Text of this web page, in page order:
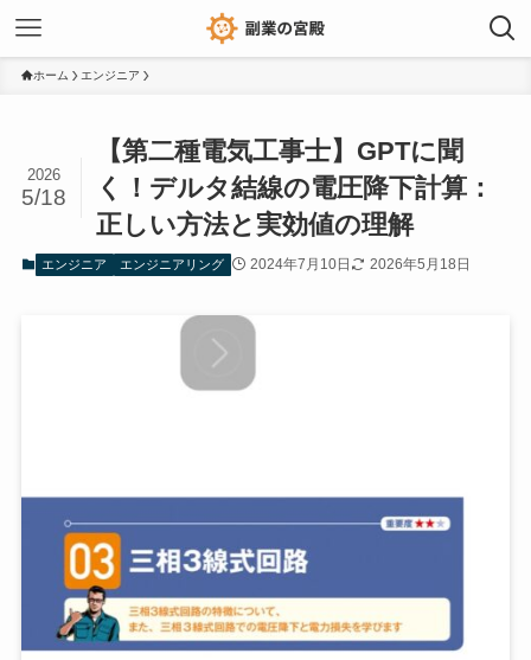
ホーム エンジニア
【第二種電気工事士】GPTに聞
く！デルタ結線の電圧降下計算：
正しい方法と実効値の理解
2026
5/18
エンジニア エンジニアリング 2024年7月10日 2026年5月18日